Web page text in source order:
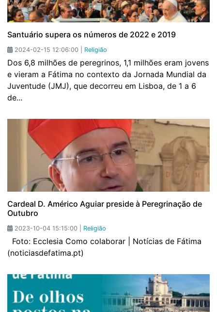
Santuário supera os números de 2022 e 2019
2024-02-15 12:06:00 | Religião
Dos 6,8 milhões de peregrinos, 1,1 milhões eram jovens
e vieram a Fátima no contexto da Jornada Mundial da
Juventude (JMJ), que decorreu em Lisboa, de 1 a 6
de...
Cardeal D. Américo Aguiar preside à Peregrinação de
Outubro
2023-10-04 15:15:00 | Religião
Foto: Ecclesia Como colaborar | Notícias de Fátima
(noticiasdefatima.pt)